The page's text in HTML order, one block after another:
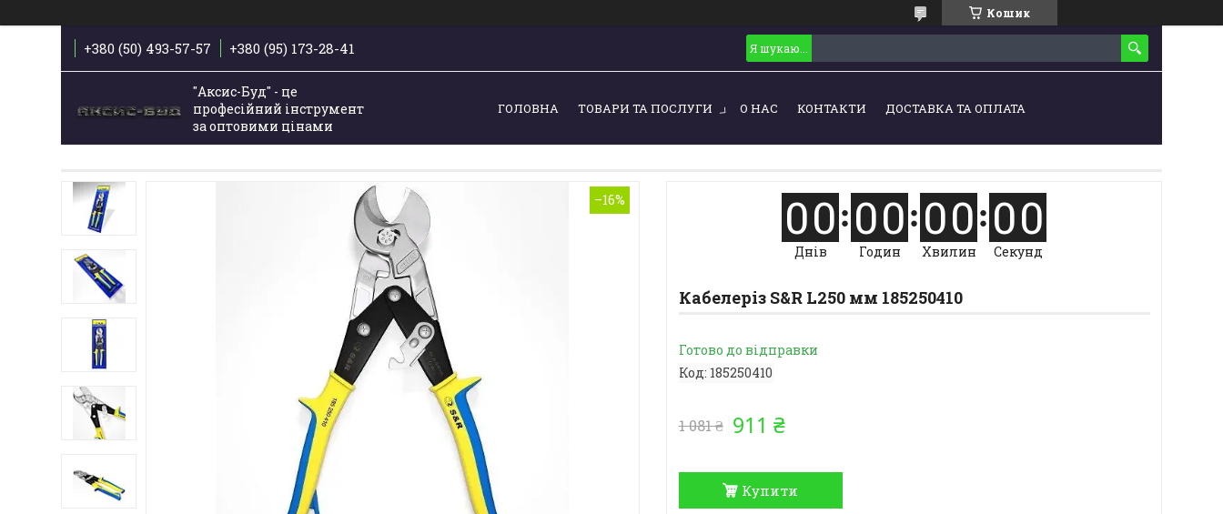
Кошик
+380 (50) 493-57-57 +380 (95) 173-28-41
"Аксис-Буд" - це
професійний інструмент
за оптовими цінами
ГОЛОВНА ТОВАРИ ТА ПОСЛУГИ О НАС КОНТАКТИ ДОСТАВКА ТА ОПЛАТА
–16% 00
Днів
00
Годин
00
Хвилин
00
Секунд
Кабелеріз S&R L250 мм 185250410
Готово до відправки
Код: 185250410
1 081 ₴ 911 ₴
Купити